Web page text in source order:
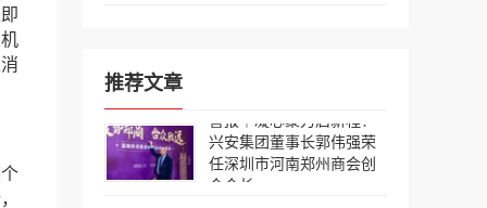
推荐文章
喜报｜凝心聚力启新程！
兴安集团董事长郭伟强荣
任深圳市河南郑州商会创
会会长